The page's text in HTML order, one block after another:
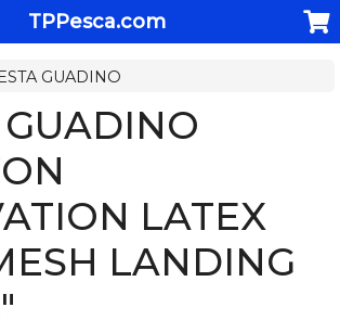
TPPesca.com
GUADINO
LATEX
LANDING